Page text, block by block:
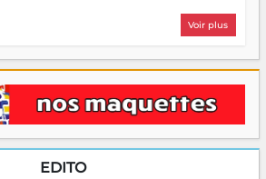
Voir plus
EDITO